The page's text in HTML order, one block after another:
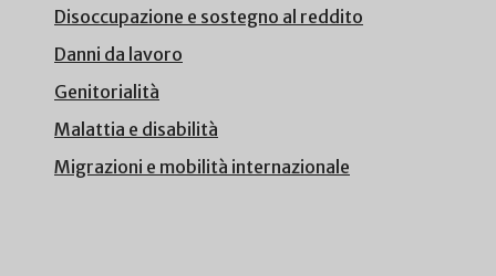
Disoccupazione e sostegno al reddito
Danni da lavoro
Genitorialità
Malattia e disabilità
Migrazioni e mobilità internazionale